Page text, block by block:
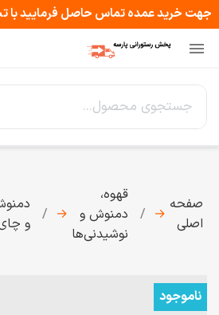
جهت خرید عمده تماس حاصل فرمایید با

صفحه
اصلی
→
قهوه،
دمنوش و
نوشیدنی‌ها
→
و
ناموجود